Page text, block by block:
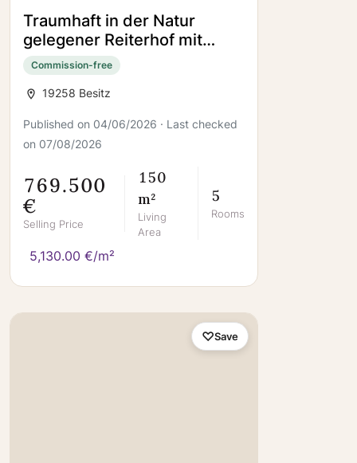
Traumhaft in der Natur
gelegener Reiterhof mit
allem was das Reiterherz
begehrt
Commission-free
19258 Besitz
Published on 04/06/2026 · Last checked
on 07/08/2026
769.500
€
Selling Price
150
m²
Living
Area
5
Rooms
5,130.00 €/m²
Save